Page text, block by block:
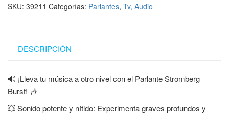
SKU: 39211 Categorías: Parlantes, Tv, Audio
DESCRIPCIÓN
🔊 ¡Lleva tu música a otro nivel con el Parlante Stromberg
Burst! 🎶
💥 Sonido potente y nítido: Experimenta graves profundos y